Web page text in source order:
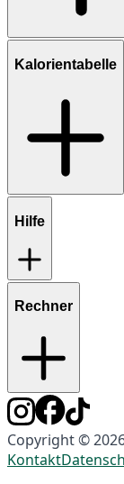
Kalorientabelle
Hilfe
Rechner
Copyright ©
Kontakt